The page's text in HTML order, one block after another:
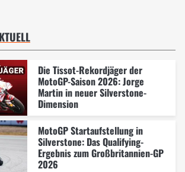
Die Tissot-Rekordjäger der
MotoGP-Saison 2026: Jorge
Martin in neuer Silverstone-
Dimension
MotoGP Startaufstellung in
Silverstone: Das Qualifying-
Ergebnis zum Großbritannien-GP
2026